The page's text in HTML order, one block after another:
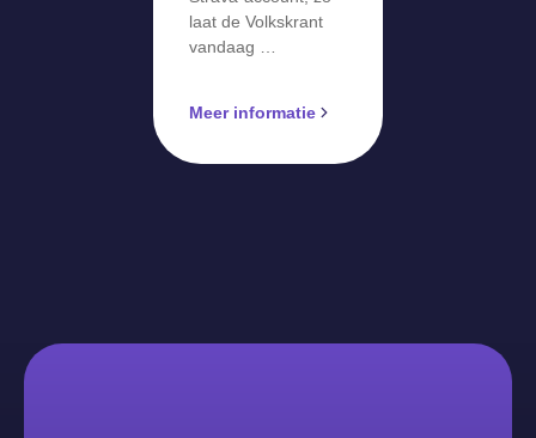
laat de Volkskrant
vandaag …
Meer informatie